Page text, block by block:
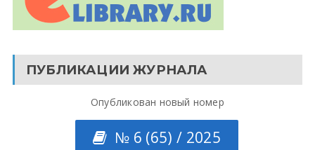
ПУБЛИКАЦИИ ЖУРНАЛА
Опубликован новый номер
№ 6 (65) / 2025